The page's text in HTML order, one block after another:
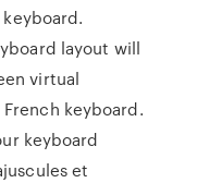
layout will
virtual
French keyboard.
keyboard
et